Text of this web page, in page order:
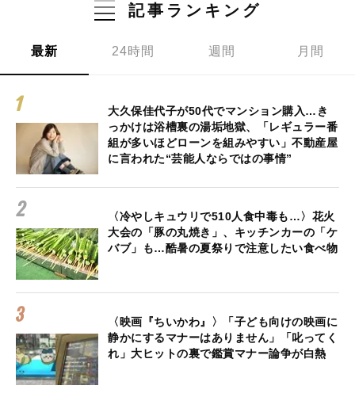
記事ランキング
最新 24時間 週間 月間
大久保佳代子が50代でマンション購入…き
っかけは浴槽裏の湯垢地獄、「レギュラー番
組が多いほどローンを組みやすい」不動産屋
に言われた“芸能人ならではの事情”
〈冷やしキュウリで510人食中毒も…〉花火
大会の「豚の丸焼き」、キッチンカーの「ケ
バブ」も…酷暑の夏祭りで注意したい食べ物
〈映画『ちいかわ』〉「子ども向けの映画に
静かにするマナーはありません」「叱ってく
れ」大ヒットの裏で鑑賞マナー論争が白熱